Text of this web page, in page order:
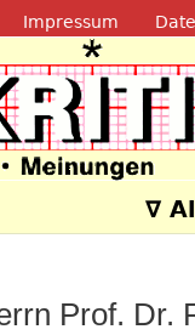
Impressum
∇
Prof. Dr.